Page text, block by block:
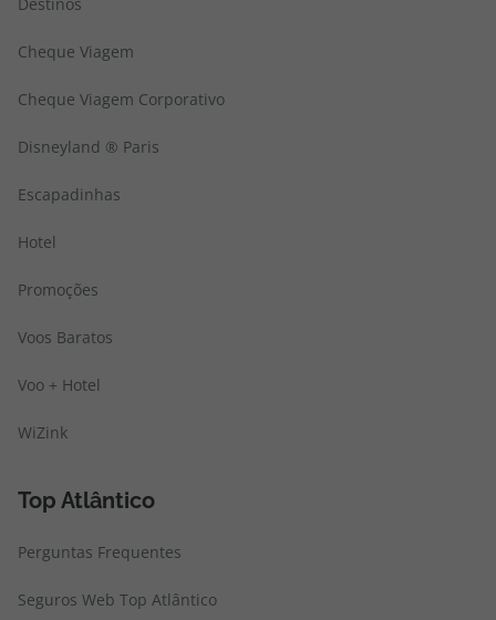
Cheque Viagem
Cheque Viagem Corporativo
Disneyland ® Paris
Escapadinhas
Hotel
Promoções
Voos Baratos
Voo + Hotel
WiZink
Top Atlântico
Perguntas Frequentes
Seguros Web Top Atlântico